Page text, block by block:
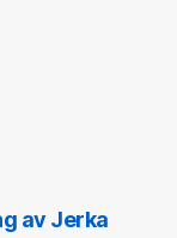
av Jerka